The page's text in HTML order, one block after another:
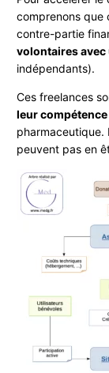
B) Etape de
C) Exemple
comprenons que
contre-partie
volontaires avec
indépendants).
Ces freelances
leur
pharmaceutique.
peuvent pas en